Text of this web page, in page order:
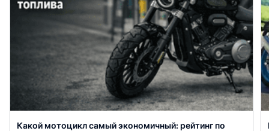
Какой мотоцикл самый экономичный: рейтинг по